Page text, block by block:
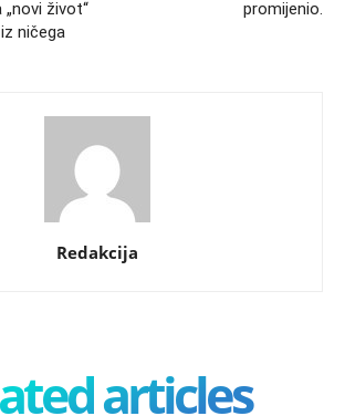
život“
ničega
promijenio.
Redakcija
articles